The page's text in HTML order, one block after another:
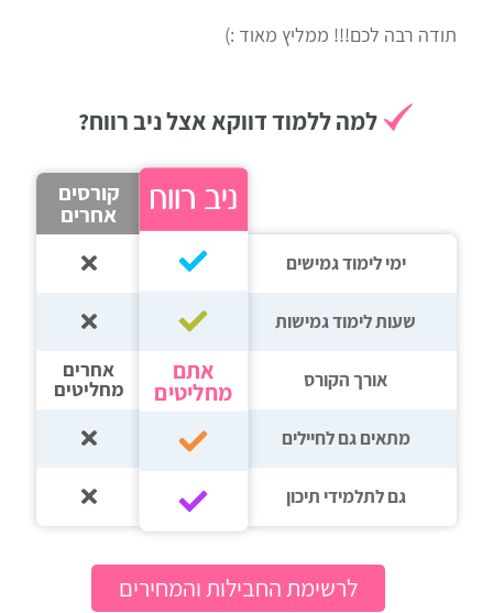
לימודים
תודה רבה לכם!!! ממליץ מאוד :)
למה ללמוד דווקא אצל ניב רווח?
ימי לימוד גמישים
שעות לימוד גמישות
אורך הקורס
מתאים גם לחיילים
גם לתלמידי תיכון‎‏
אתם
מחליטים
קורסים
אחרים
אחרים
מחליטים
לרשימת החבילות והמחירים